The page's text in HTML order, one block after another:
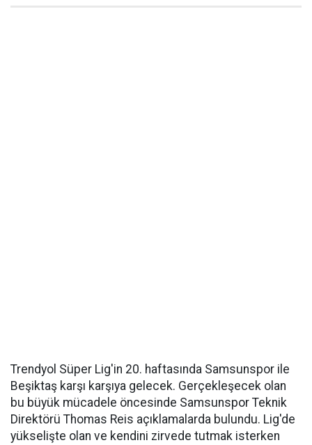
Trendyol Süper Lig'in 20. haftasında Samsunspor ile
Beşiktaş karşı karşıya gelecek. Gerçekleşecek olan
bu büyük mücadele öncesinde Samsunspor Teknik
Direktörü Thomas Reis açıklamalarda bulundu. Lig'de
yükselişte olan ve kendini zirvede tutmak isterken